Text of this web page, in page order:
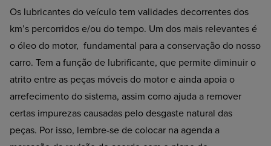
Os lubricantes do veículo tem validades decorrentes dos
km’s percorridos e/ou do tempo. Um dos mais relevantes é
o óleo do motor, fundamental para a conservação do nosso
carro. Tem a função de lubrificante, que permite diminuir o
atrito entre as peças móveis do motor e ainda apoia o
arrefecimento do sistema, assim como ajuda a remover
certas impurezas causadas pelo desgaste natural das
peças. Por isso, lembre-se de colocar na agenda a